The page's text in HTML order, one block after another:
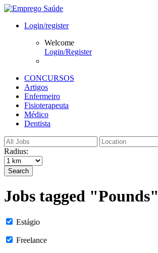
Login/register
Welcome
Login/Register
CONCURSOS
Artigos
Enfermeiro
Fisioterapeuta
Médico
Dentista
Radius:
Search
Jobs tagged "Pounds"
Estágio
Freelance